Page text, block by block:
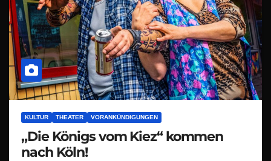
KULTUR THEATER VORANKÜNDIGUNGEN
„Die Königs vom Kiez“ kommen
nach Köln!